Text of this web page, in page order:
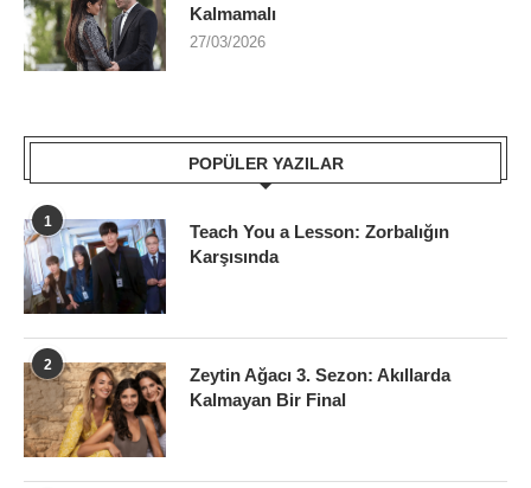
Kalmamalı
27/03/2026
POPÜLER YAZILAR
1
Teach You a Lesson: Zorbalığın
Karşısında
2
Zeytin Ağacı 3. Sezon: Akıllarda
Kalmayan Bir Final